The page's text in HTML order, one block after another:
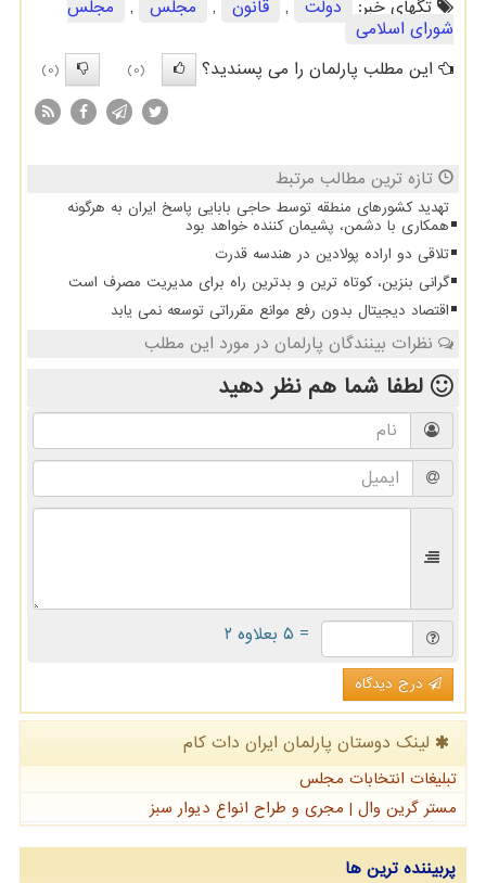
تگهای خبر: دولت , قانون , مجلس ,
مجلس
شورای اسلامی
این مطلب پارلمان را می پسندید؟
(0)
(0)
تازه ترین مطالب مرتبط
تهدید کشورهای منطقه توسط حاجی بابایی پاسخ ایران به هرگونه
همکاری با دشمن، پشیمان کننده خواهد بود
تلاقی دو اراده پولادین در هندسه قدرت
گرانی بنزین، کوتاه ترین و بدترین راه برای مدیریت مصرف است
اقتصاد دیجیتال بدون رفع موانع مقرراتی توسعه نمی یابد
نظرات بینندگان پارلمان در مورد این مطلب
لطفا شما همنظر دهید
= ۵ بعلاوه ۲
درج دیدگاه
لینک دوستان پارلمان ایران دات كام
تبلیغات انتخابات مجلس
مستر گرین وال | مجری و طراح انواع دیوار سبز
پربیننده ترین ها